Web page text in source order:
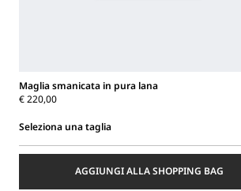
Maglia smanicata in pura lana
€ 220,00
Seleziona una taglia
AGGIUNGI ALLA SHOPPING BAG